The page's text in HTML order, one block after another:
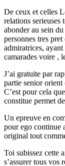
De ceux et celles
relations serieuses
abonder au sein
personnes tres
admiratrices,
camarades voire ,
J’ai gratuite par
partie senior
C’est pour cela
constitue permet
Un epreuve en
pour ego continue
original tout
Toi subissez cette
s’assurer tous vos